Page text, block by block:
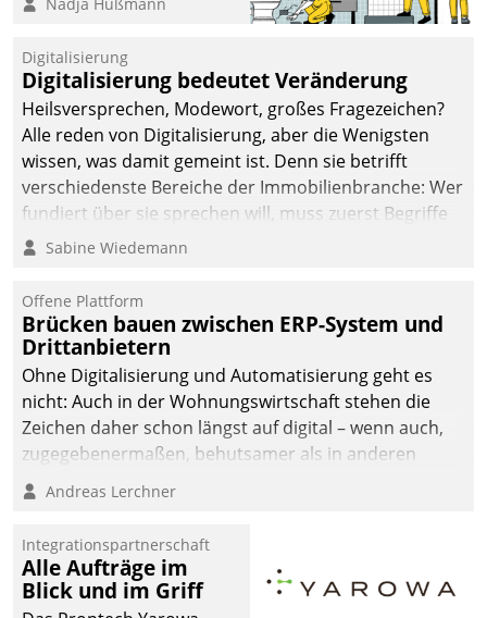
Jahresbeginn eine
Überblick, Einsicht und
Eingriff bietende Lösung.
Zur Entwicklung setzte
man auf
Cloudtechnologie,
bewährte und Startup-
agile Projektmethoden.
Digitalisierung
Digitalisierung bedeutet Veränderung
Heilsversprechen, Modewort, großes Fragezeichen?
Alle reden von Digitalisierung, aber die Wenigsten
wissen, was damit gemeint ist. Denn sie betrifft
verschiedenste Bereiche der Immobilienbranche: Wer
fundiert über sie sprechen will, muss zuerst Begriffe
klären. Ein Aspekt ist die betriebliche Optimierung:
Einsparungen durch optimierte und automatisierte
Prozesse. Doch man darf nicht zu viel erwarten: Allein
mit der Einführung einer neuen Software ist es nicht
getan. Die Digitalisierung erfordert von Unternehmen
die Bereitschaft, sich zu überprüfen, zu hinterfragen
und zu verändern.
Sabine Wiedemann
Offene Plattform
Brücken bauen zwischen ERP-System und
Drittanbietern
Ohne Digitalisierung und Automatisierung geht es
nicht: Auch in der Wohnungswirtschaft stehen die
Zeichen daher schon längst auf digital – wenn auch,
zugegebenermaßen, behutsamer als in anderen
Branchen.
Andreas Lerchner
Integrationspartnerschaft
Alle Aufträge im
Blick und im Griff